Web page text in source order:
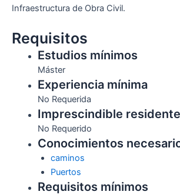
Infraestructura de Obra Civil.
Requisitos
Estudios mínimos
Máster
Experiencia mínima
No Requerida
Imprescindible
No Requerido
Conocimientos
caminos
Puertos
Requisitos mínimos